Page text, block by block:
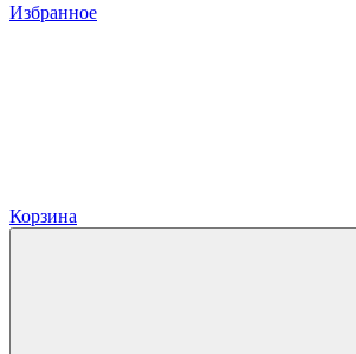
Избранное
Корзина